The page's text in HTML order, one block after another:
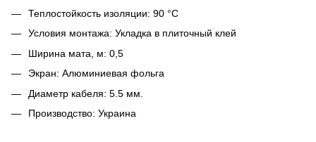
Теплостойкость изоляции: 90 °C
Условия монтажа: Укладка в плиточный клей
Ширина мата, м: 0,5
Экран: Алюминиевая фольга
Диаметр кабеля: 5.5 мм.
Производство: Украина